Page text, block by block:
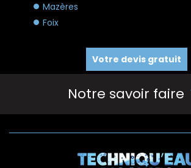
Mazères
Foix
Votre devis gratuit
Notre savoir faire